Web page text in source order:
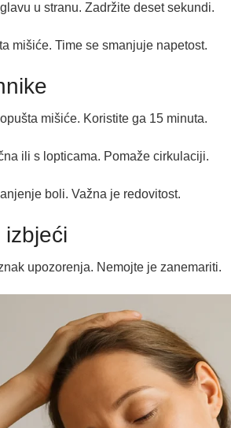
u stranu. Zadržite deset sekundi.
mišiće. Time se smanjuje napetost.
mišiće. Koristite ga 15 minuta.
ili s lopticama. Pomaže cirkulaciji.
boli. Važna je redovitost.
upozorenja. Nemojte je zanemariti.